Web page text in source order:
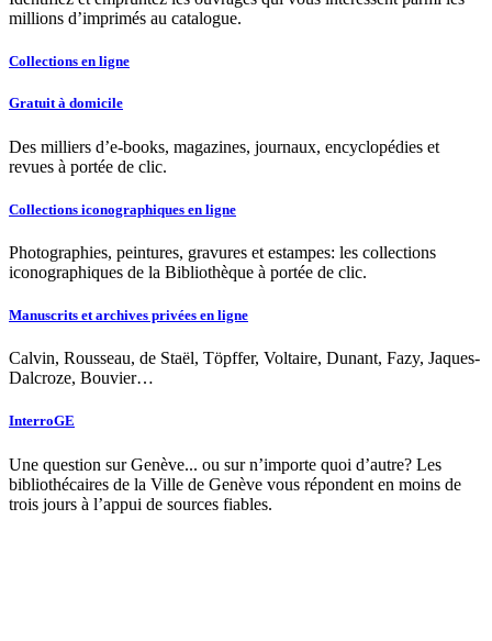
millions d’imprimés au catalogue.
Collections en ligne
Gratuit à domicile
Des milliers d’e-books, magazines, journaux, encyclopédies et
revues à portée de clic.
Collections iconographiques en ligne
Photographies, peintures, gravures et estampes: les collections
iconographiques de la Bibliothèque à portée de clic.
Manuscrits et archives privées en ligne
Calvin, Rousseau, de Staël, Töpffer, Voltaire, Dunant, Fazy, Jaques-
Dalcroze, Bouvier…
InterroGE
Une question sur Genève... ou sur n’importe quoi d’autre? Les
bibliothécaires de la Ville de Genève vous répondent en moins de
trois jours à l’appui de sources fiables.